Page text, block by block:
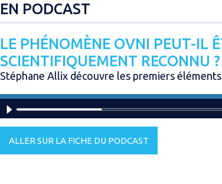
EN PODCAST
LE PHÉNOMÈNE OVNI PEUT-IL
SCIENTIFIQUEMENT RECONNU ?
Stéphane Allix découvre les premiers
ALLER SUR LA FICHE DU PODCAST